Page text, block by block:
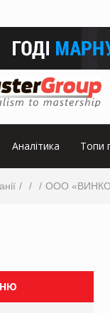
Аналітика Топи
ООО